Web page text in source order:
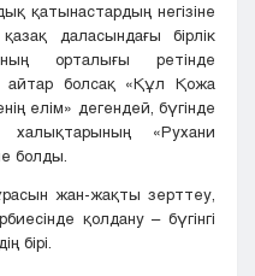
қатынастардың негізіне
даласындағы бірлік
орталығы ретінде
айтар болсақ «Құл Қожа
елім» дегендей, бүгінде
«Рухани
болды.
жан-жақты зерттеу,
қолдану – бүгінгі
бірі.